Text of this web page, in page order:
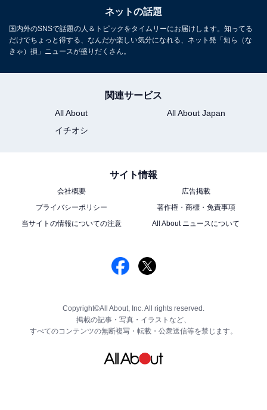
ネットの話題
国内外のSNSで話題の人＆トピックをタイムリーにお届けします。知ってる
だけでちょっと得する、なんだか楽しい気分になれる、ネット発「知ら（な
きゃ）損」ニュースが盛りだくさん。
関連サービス
All About
All About Japan
イチオシ
サイト情報
会社概要
広告掲載
プライバシーポリシー
著作権・商標・免責事項
当サイトの情報についての注意
All About ニュースについて
Copyright©All About, Inc. All rights reserved.
掲載の記事・写真・イラストなど、
すべてのコンテンツの無断複写・転載・公衆送信等を禁じます。